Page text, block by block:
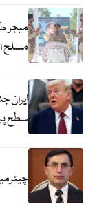
مسلح
ایران
سطح